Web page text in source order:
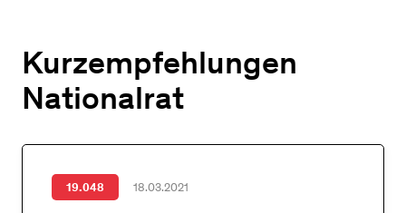
Kurzempfehlungen
Nationalrat
19.048 18.03.2021